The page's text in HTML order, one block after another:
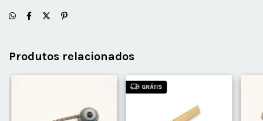
Produtos relacionados
GRÁTIS